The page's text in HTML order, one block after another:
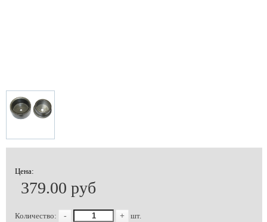
Цена:
379.00 руб
Количество: - + шт.